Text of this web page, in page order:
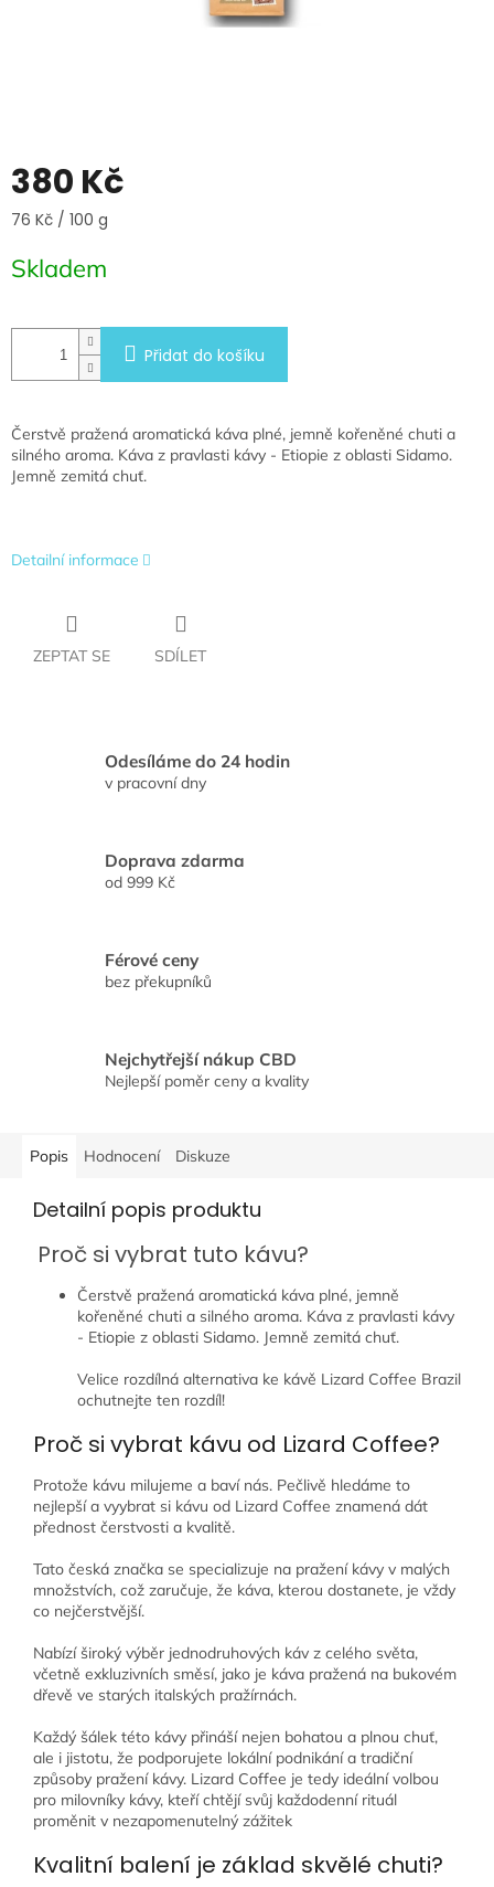
380 Kč
Měrná
76 Kč / 100 g
Skladem
Přidat do košíku
Čerstvě pražená aromatická káva plné, jemně kořeněné chuti a
silného aroma. Káva z pravlasti kávy - Etiopie z oblasti Sidamo.
Jemně zemitá chuť.
Detailní informace
ZEPTAT SE SDÍLET
Odesíláme do 24 hodin
v pracovní dny
Doprava zdarma
od 999 Kč
Férové ceny
bez překupníků
Nejchytřejší nákup CBD
Nejlepší poměr ceny a kvality
Popis Hodnocení Diskuze
Detailní popis produktu
Proč si vybrat tuto kávu?
Čerstvě pražená aromatická káva plné, jemně
kořeněné chuti a silného aroma. Káva z pravlasti kávy
- Etiopie z oblasti Sidamo. Jemně zemitá chuť.
Velice rozdílná alternativa ke kávě Lizard Coffee Brazil
ochutnejte ten rozdíl!
Proč si vybrat kávu od Lizard Coffee?
Protože kávu milujeme a baví nás. Pečlivě hledáme to
nejlepší a vyybrat si kávu od Lizard Coffee znamená dát
přednost čerstvosti a kvalitě.
Tato česká značka se specializuje na pražení kávy v malých
množstvích, což zaručuje, že káva, kterou dostanete, je vždy
co nejčerstvější.
Nabízí široký výběr jednodruhových káv z celého světa,
včetně exkluzivních směsí, jako je káva pražená na bukovém
dřevě ve starých italských pražírnách.
Každý šálek této kávy přináší nejen bohatou a plnou chuť,
ale i jistotu, že podporujete lokální podnikání a tradiční
způsoby pražení kávy. Lizard Coffee je tedy ideální volbou
pro milovníky kávy, kteří chtějí svůj každodenní rituál
proměnit v nezapomenutelný zážitek
Kvalitní balení je základ skvělé chuti?